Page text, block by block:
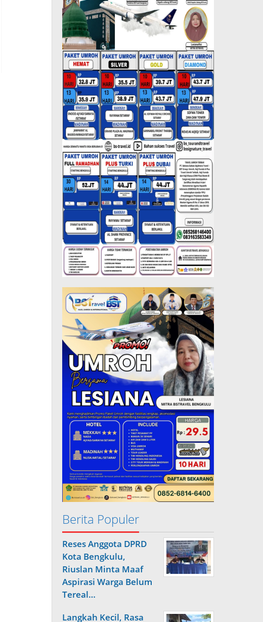
Berita Populer
Reses Anggota DPRD
Kota Bengkulu,
Riuslan Minta Maaf
Aspirasi Warga Belum
Tereal…
Langkah Kecil, Rasa